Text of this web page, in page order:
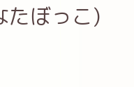
たぼっこ)